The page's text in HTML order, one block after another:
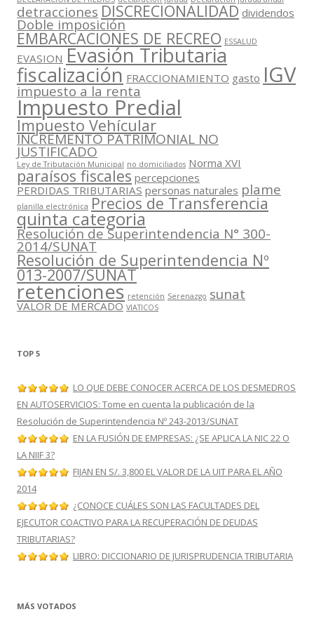
detracciones DISCRECIONALIDAD dividendos
Doble imposición
EMBARCACIONES DE RECREO ESSALUD
EVASION Evasión Tributaria
fiscalización FRACCIONAMIENTO gasto IGV
impuesto a la renta
Impuesto Predial
Impuesto Vehícular
INCREMENTO PATRIMONIAL NO
JUSTIFICADO
Ley de Tributación Municipal no domiciliados Norma XVI
paraísos fiscales percepciones
PERDIDAS TRIBUTARIAS personas naturales plame
planilla electrónica Precios de Transferencia
quinta categoria
Resolución de Superintendencia N° 300-
2014/SUNAT
Resolución de Superintendencia Nº
013-2007/SUNAT
retenciones retención Serenazgo sunat
VALOR DE MERCADO VIATICOS
TOP 5
LO QUE DEBE CONOCER ACERCA DE LOS DESMEDROS
EN AUTOSERVICIOS: Tome en cuenta la publicación de la
Resolución de Superintendencia Nº 243-2013/SUNAT
EN LA FUSIÓN DE EMPRESAS: ¿SE APLICA LA NIC 22 O
LA NIIF 3?
FIJAN EN S/. 3,800 EL VALOR DE LA UIT PARA EL AÑO
2014
¿CONOCE CUÁLES SON LAS FACULTADES DEL
EJECUTOR COACTIVO PARA LA RECUPERACIÓN DE DEUDAS
TRIBUTARIAS?
LIBRO: DICCIONARIO DE JURISPRUDENCIA TRIBUTARIA
MÁS VOTADOS